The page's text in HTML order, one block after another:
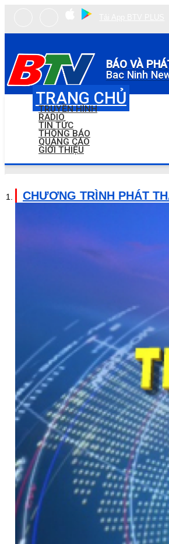
BÁO VÀ
Bac Ninh
TRANG CHỦ
TRUYỀN HÌNH
RADIO
TIN TỨC
THÔNG BÁO
QUẢNG CÁO
GIỚI THIỆU
CHƯƠNG TRÌNH PHÁT